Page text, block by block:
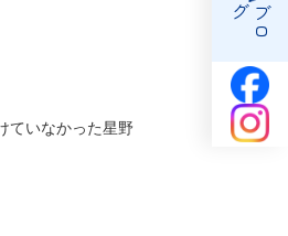
ブ
ロ
グ
ていなかった星野